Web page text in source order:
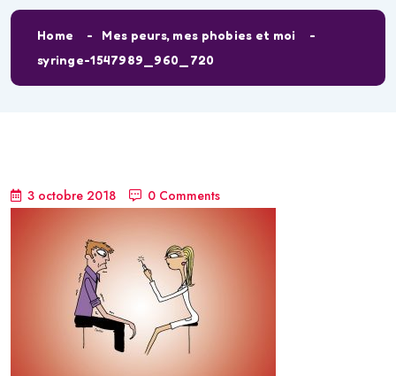
Home
Mes peurs, mes phobies et moi
syringe-1547989_960_720
3 octobre 2018 0 Comments